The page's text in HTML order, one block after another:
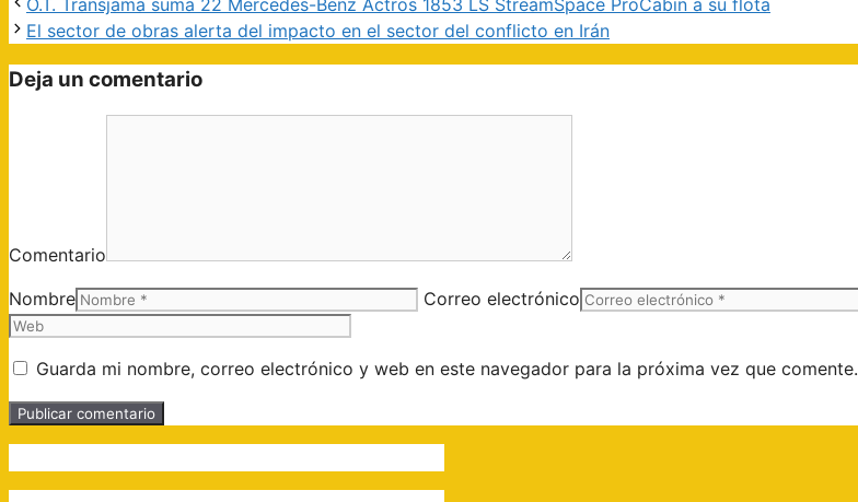
El sector de obras alerta del impacto en el sector del conflicto en Irán
Deja un comentario
Comentario
Nombre
Correo electrónico
Guarda mi nombre, correo electrónico y web en este navegador para la próxima vez que comente.